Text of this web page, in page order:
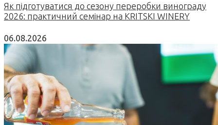
Як підготуватися до сезону переробки винограду
2026: практичний семінар на KRITSKI WINERY
06.08.2026